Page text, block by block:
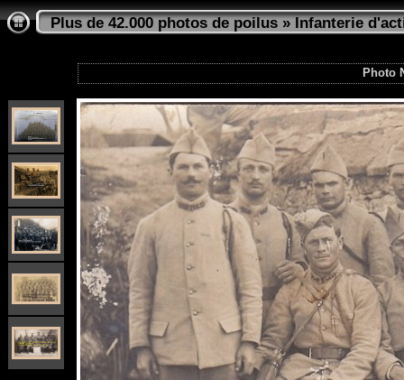
Plus de 42.000 photos de poilus»Infanterie
Photo